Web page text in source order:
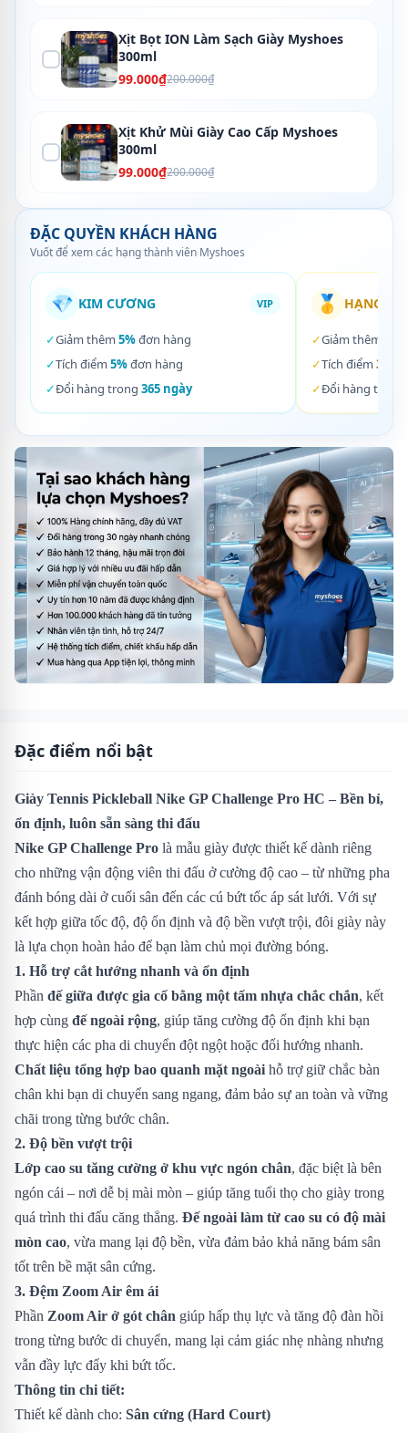
Xịt Bọt ION Làm Sạch Giày Myshoes
300ml
99.000₫200.000₫
Xịt Khử Mùi Giày Cao Cấp Myshoes
300ml
99.000₫200.000₫
ĐẶC QUYỀN KHÁCH HÀNG
Vuốt để xem các hạng thành viên Myshoes
💎 KIM CƯƠNG VIP
✓Giảm thêm 5%đơn hàng
✓Tích điểm 5%đơn hàng
✓Đổi hàng trong 365 ngày
🥇 HẠNG
✓Giảm thêm
✓Tích điểm 3%
✓Đổi hàng trong
Đặc điểm nổi bật
Giày Tennis Pickleball Nike GP Challenge Pro HC – Bền bỉ,
ổn định, luôn sẵn sàng thi đấu
Nike GP Challenge Pro là mẫu giày được thiết kế dành riêng
cho những vận động viên thi đấu ở cường độ cao – từ những pha
đánh bóng dài ở cuối sân đến các cú bứt tốc áp sát lưới. Với sự
kết hợp giữa tốc độ, độ ổn định và độ bền vượt trội, đôi giày này
là lựa chọn hoàn hảo để bạn làm chủ mọi đường bóng.
1. Hỗ trợ cắt hướng nhanh và ổn định
Phần đế giữa được gia cố bằng một tấm nhựa chắc chắn, kết
hợp cùng đế ngoài rộng, giúp tăng cường độ ổn định khi bạn
thực hiện các pha di chuyển đột ngột hoặc đổi hướng nhanh.
Chất liệu tổng hợp bao quanh mặt ngoài hỗ trợ giữ chắc bàn
chân khi bạn di chuyển sang ngang, đảm bảo sự an toàn và vững
chãi trong từng bước chân.
2. Độ bền vượt trội
Lớp cao su tăng cường ở khu vực ngón chân, đặc biệt là bên
ngón cái – nơi dễ bị mài mòn – giúp tăng tuổi thọ cho giày trong
quá trình thi đấu căng thẳng. Đế ngoài làm từ cao su có độ mài
mòn cao, vừa mang lại độ bền, vừa đảm bảo khả năng bám sân
tốt trên bề mặt sân cứng.
3. Đệm Zoom Air êm ái
Phần Zoom Air ở gót chân giúp hấp thụ lực và tăng độ đàn hồi
trong từng bước di chuyển, mang lại cảm giác nhẹ nhàng nhưng
vẫn đầy lực đẩy khi bứt tốc.
Thông tin chi tiết:
Thiết kế dành cho: Sân cứng (Hard Court)